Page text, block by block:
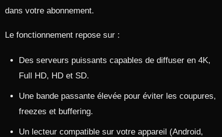
dans votre abonnement.​
Le fonctionnement repose sur :
Des serveurs puissants capables de diffuser en 4K,
Full HD, HD et SD.
Une bande passante élevée pour éviter les coupures,
freezes et buffering.
Un lecteur compatible sur votre appareil (Android,